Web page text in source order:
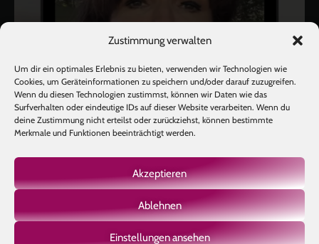
Zustimmung verwalten
Um dir ein optimales Erlebnis zu bieten, verwenden wir Technologien wie
Cookies, um Geräteinformationen zu speichern und/oder darauf zuzugreifen.
Wenn du diesen Technologien zustimmst, können wir Daten wie das
Surfverhalten oder eindeutige IDs auf dieser Website verarbeiten. Wenn du
deine Zustimmung nicht erteilst oder zurückziehst, können bestimmte
Merkmale und Funktionen beeinträchtigt werden.
Akzeptieren
Ablehnen
Einstellungen ansehen
Mehr laden Auf Instagram folgen